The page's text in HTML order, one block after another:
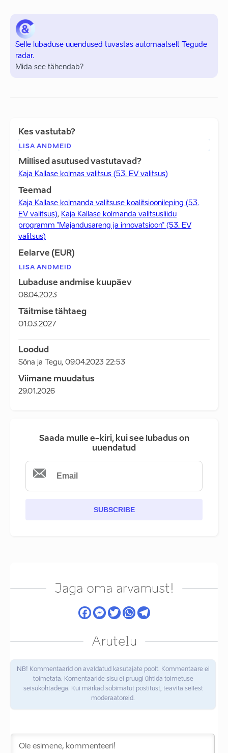
Selle lubaduse uuendused tuvastas automaatselt Tegude
radar.
Mida see tähendab?
Kes vastutab?
LISA ANDMEID
Millised asutused vastutavad?
Kaja Kallase kolmas valitsus (53. EV valitsus)
Teemad
Kaja Kallase kolmanda valitsuse koalitsioonileping (53.
EV valitsus), Kaja Kallase kolmanda valitsusliidu
programm "Majandusareng ja innovatsioon" (53. EV
valitsus)
Eelarve (EUR)
LISA ANDMEID
Lubaduse andmise kuupäev
08.04.2023
Täitmise tähtaeg
01.03.2027
Loodud
Sõna ja Tegu, 09.04.2023 22:53
Viimane muudatus
29.01.2026
Saada mulle e-kiri, kui see lubadus on
uuendatud
SUBSCRIBE
Jaga oma arvamust!
Arutelu
NB! Kommentaarid on avaldatud kasutajate poolt. Kommentaare ei
toimetata. Komentaaride sisu ei pruugi ühtida toimetuse
seisukohtadega. Kui märkad sobimatut postitust, teavita sellest
moderaatoreid.